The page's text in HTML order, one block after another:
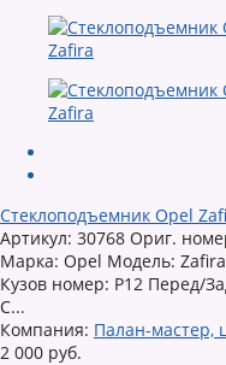
Стеклоподъемник Opel
Артикул: 30768 Ориг.
Марка: Opel Модель:
Кузов номер: P12 Перед/
C...
Компания: Палан-мастер,
2 000 руб.